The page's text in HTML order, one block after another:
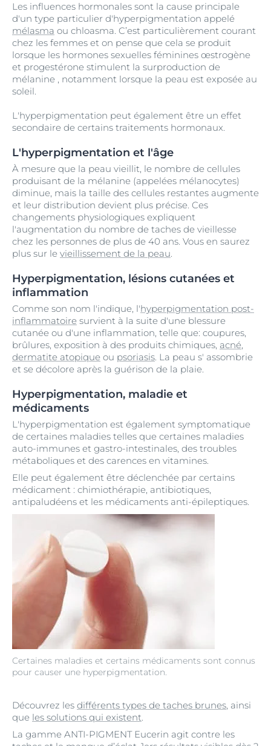
Les influences hormonales sont la cause principale
d'un type particulier d'hyperpigmentation appelé
mélasma ou chloasma. C’est particulièrement courant
chez les femmes et on pense que cela se produit
lorsque les hormones sexuelles féminines œstrogène
et progestérone stimulent la surproduction de
mélanine , notamment lorsque la peau est exposée au
soleil.
L'hyperpigmentation peut également être un effet
secondaire de certains traitements hormonaux.
L'hyperpigmentation et l'âge
À mesure que la peau vieillit, le nombre de cellules
produisant de la mélanine (appelées mélanocytes)
diminue, mais la taille des cellules restantes augmente
et leur distribution devient plus précise. Ces
changements physiologiques expliquent
l'augmentation du nombre de taches de vieillesse
chez les personnes de plus de 40 ans. Vous en saurez
plus sur le vieillissement de la peau.
Hyperpigmentation, lésions cutanées et
inflammation
Comme son nom l'indique, l'hyperpigmentation post-
inflammatoire survient à la suite d'une blessure
cutanée ou d'une inflammation, telle que: coupures,
brûlures, exposition à des produits chimiques, acné,
dermatite atopique ou psoriasis. La peau s' assombrie
et se décolore après la guérison de la plaie.
Hyperpigmentation, maladie et
médicaments
Certaines maladies et certains médicaments sont connus
pour causer une hyperpigmentation.
L'hyperpigmentation est également symptomatique
de certaines maladies telles que certaines maladies
auto-immunes et gastro-intestinales, des troubles
métaboliques et des carences en vitamines.
Elle peut également être déclenchée par certains
médicament : chimiothérapie, antibiotiques,
antipaludéens et les médicaments anti-épileptiques.
Découvrez les différents types de taches brunes, ainsi
que les solutions qui existent.
La gamme ANTI-PIGMENT Eucerin agit contre les